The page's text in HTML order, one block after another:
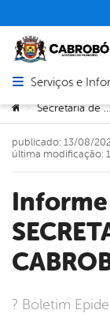
Abrir menu
Serviços e
Você está aqui:
> Secretaria
Informe Epidemiológico –
? Boletim
publicado: 13/08/
última modificação: